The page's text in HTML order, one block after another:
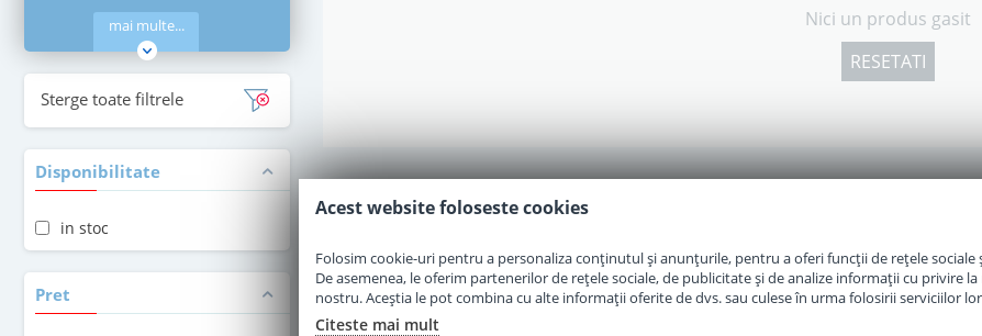
mai multe...
Sterge toate filtrele
Disponibilitate
in stoc
Pret
Nici un produs gasit
RESETATI
Acest website foloseste cookies
Folosim cookie-uri pentru a personaliza conținutul și anunțurile, pentru a oferi funcții de rețele sociale
De asemenea, le oferim partenerilor de rețele sociale, de publicitate și de analize informații cu privire
nostru. Aceștia le pot combina cu alte informații oferite de dvs. sau culese în urma folosirii serviciilor
Citeste mai mult